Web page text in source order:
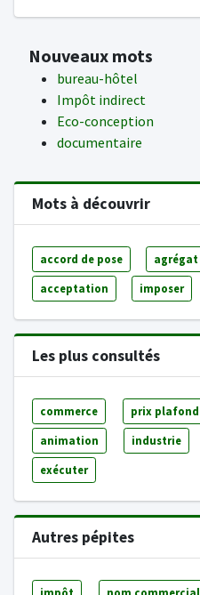
Nouveaux mots
bureau-hôtel
Impôt indirect
Eco-conception
documentaire
Mots à découvrir
accord de pose agrégat
acceptation imposer
Les plus consultés
commerce prix plafond
animation industrie
exécuter
Autres pépites